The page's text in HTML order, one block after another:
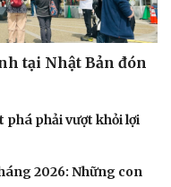
tại Nhật Bản đón
phá phải vượt khỏi lợi
2026: Những con